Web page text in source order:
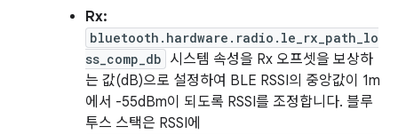
Rx:
bluetooth.hardware.radio.le_rx_path_lo
ss_comp_db 시스템 속성을 Rx 오프셋을 보상하
는 값(dB)으로 설정하여 BLE RSSI의 중앙값이 1m
에서 -55dBm이 되도록 RSSI를 조정합니다. 블루
투스 스택은 RSSI에